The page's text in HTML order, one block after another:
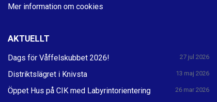
Mer information om cookies
AKTUELLT
Dags för Våffelskubbet 2026! 27 jul 2026
Distriktslägret i Knivsta 13 maj 2026
Öppet Hus på CIK med Labyrintorientering 26 mar 2026